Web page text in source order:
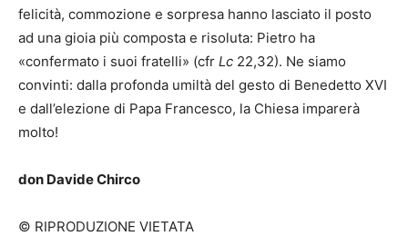
felicità, commozione e sorpresa hanno lasciato il posto
ad una gioia più composta e risoluta: Pietro ha
«confermato i suoi fratelli» (cfr Lc 22,32). Ne siamo
convinti: dalla profonda umiltà del gesto di Benedetto XVI
e dall’elezione di Papa Francesco, la Chiesa imparerà
molto!
don Davide Chirco
© RIPRODUZIONE VIETATA